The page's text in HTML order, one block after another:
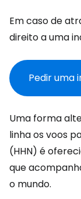
Em caso de
direito a uma
Pedir uma
Uma forma
linha os voos
(HHN) é
que
o mundo.